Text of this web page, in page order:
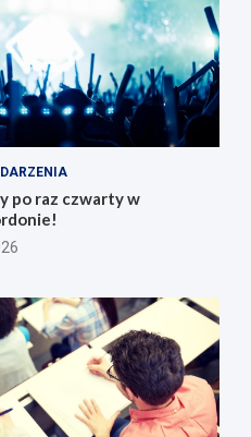
po raz czwarty w